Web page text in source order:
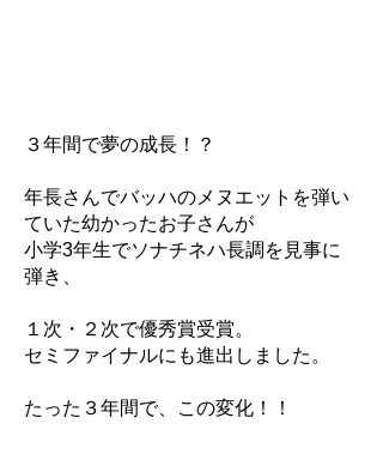
３年間で夢の成長！？
年長さんでバッハのメヌエットを弾い
ていた幼かったお子さんが
小学3年生でソナチネハ長調を見事に
弾き、
１次・２次で優秀賞受賞。
セミファイナルにも進出しました。
たった３年間で、この変化！！